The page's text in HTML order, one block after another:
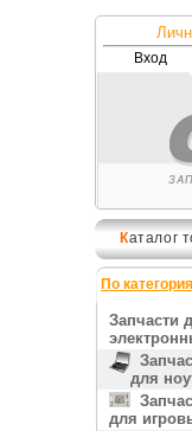
Вход
Каталог
По
Запчасти
для
для